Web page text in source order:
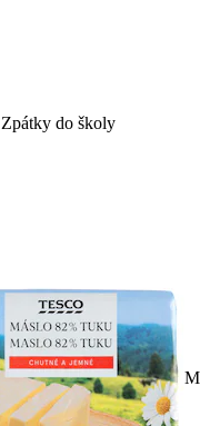
Zpátky do školy